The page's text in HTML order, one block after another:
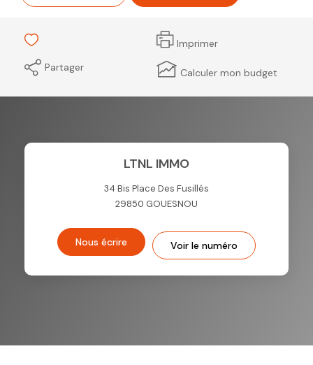
Imprimer
Partager
Calculer mon budget
LTNL IMMO
34 Bis Place Des Fusillés
29850 GOUESNOU
Nous écrire Voir le numéro